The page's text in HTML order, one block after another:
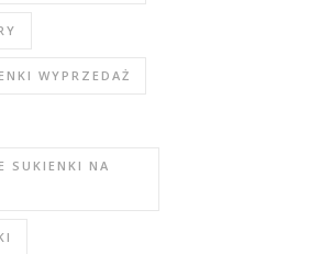
WYPRZEDAŻ
SUKIENKI NA